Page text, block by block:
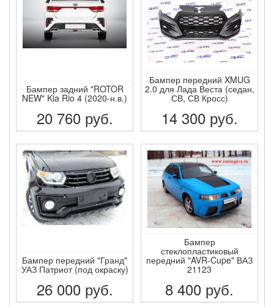
Бампер задний "ROTOR
NEW" Kia Rio 4 (2020-н.в.)
20 760 руб.
ПОДРОБНЕЕ
Бампер передний XMUG
2.0 для Лада Веста (седан,
СВ, СВ Кросс)
14 300 руб.
ПОДРОБНЕЕ
Бампер передний "Гранд"
УАЗ Патриот (под окраску)
26 000 руб.
Бампер
стеклопластиковый
передний "AVR-Cupe" ВАЗ
21123
8 400 руб.